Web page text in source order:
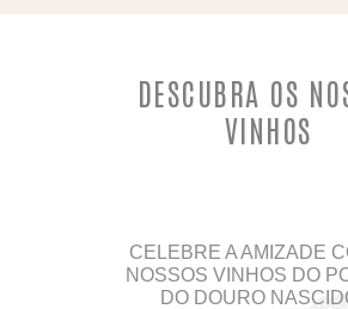
DESCUBRA OS
VINHOS
CELEBRE A AMIZADE
NOSSOS VINHOS DO
DO DOURO